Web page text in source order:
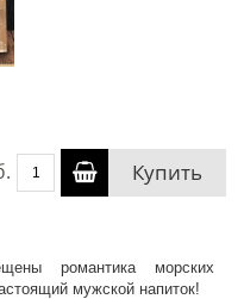
Купить
романтика морских
мужской напиток!